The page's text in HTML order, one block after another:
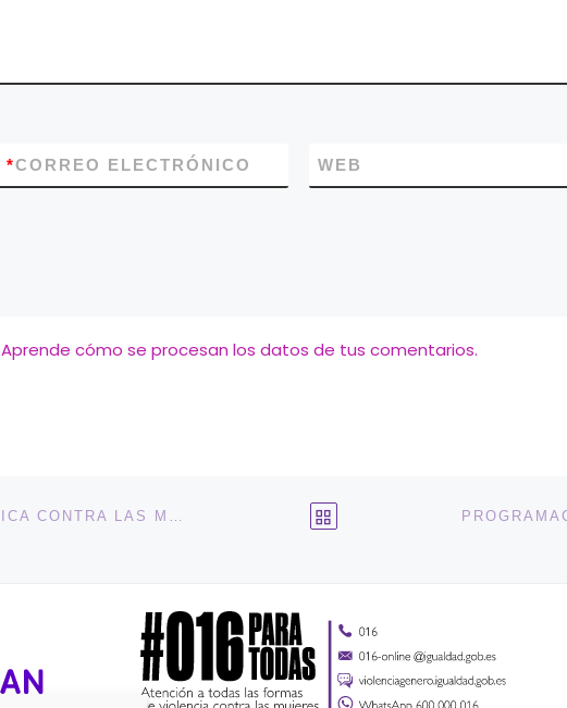
CORREO ELECTRÓNICO
* WEB
Aprende cómo se procesan los datos de tus comentarios.
VOLVER A LA LISTA DE